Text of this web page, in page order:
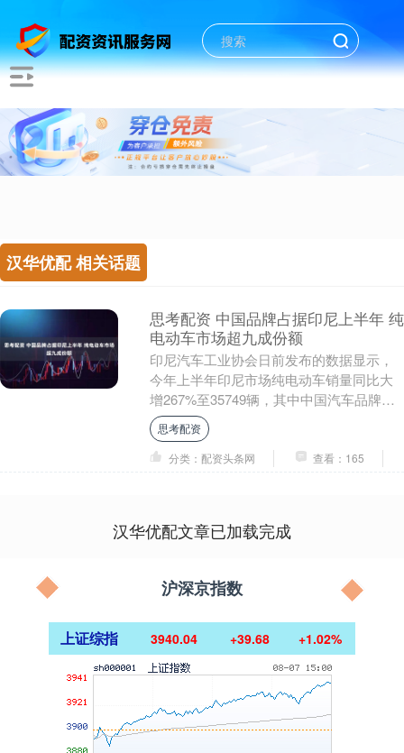
汉华优配 相关话题
思考配资 中国品牌占据印尼上半年 纯
电动车市场超九成份额
印尼汽车工业协会日前发布的数据显示，
今年上半年印尼市场纯电动车销量同比大
增267%至35749辆，其中中国汽车品牌占
总销量的93%，有效助力印尼汽车工业发
展和电....
思考配资
分类：配资头条网
查看：165
汉华优配文章已加载完成
沪深京指数
上证综指 3940.04 +39.68 +1.02%